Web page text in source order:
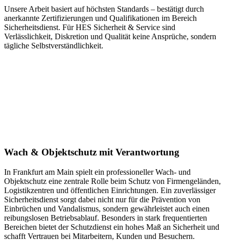
Unsere Arbeit basiert auf höchsten Standards – bestätigt durch
anerkannte Zertifizierungen und Qualifikationen im Bereich
Sicherheitsdienst. Für HES Sicherheit & Service sind
Verlässlichkeit, Diskretion und Qualität keine Ansprüche, sondern
tägliche Selbstverständlichkeit.
Wach & Objektschutz mit Verantwortung
In Frankfurt am Main spielt ein professioneller Wach- und
Objektschutz eine zentrale Rolle beim Schutz von Firmengeländen,
Logistikzentren und öffentlichen Einrichtungen. Ein zuverlässiger
Sicherheitsdienst sorgt dabei nicht nur für die Prävention von
Einbrüchen und Vandalismus, sondern gewährleistet auch einen
reibungslosen Betriebsablauf. Besonders in stark frequentierten
Bereichen bietet der Schutzdienst ein hohes Maß an Sicherheit und
schafft Vertrauen bei Mitarbeitern, Kunden und Besuchern.